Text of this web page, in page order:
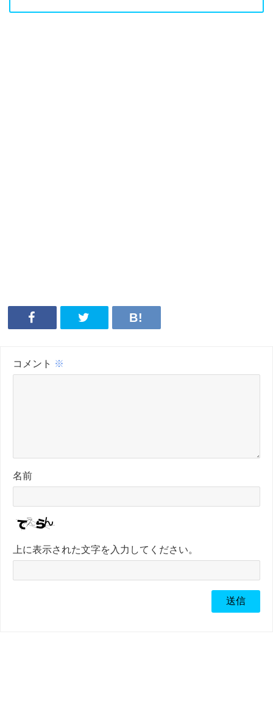
コメント ※
名前
上に表示された文字を入力してください。